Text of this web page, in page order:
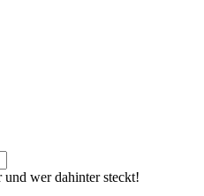
wer dahinter steckt!